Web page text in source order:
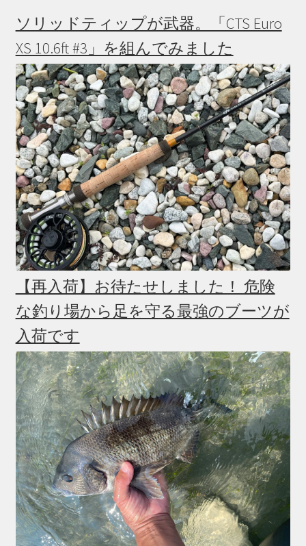
ソリッドティップが武器。「CTS Euro
XS 10.6ft #3」を組んでみました
【再入荷】お待たせしました！ 危険
な釣り場から足を守る最強のブーツが
入荷です